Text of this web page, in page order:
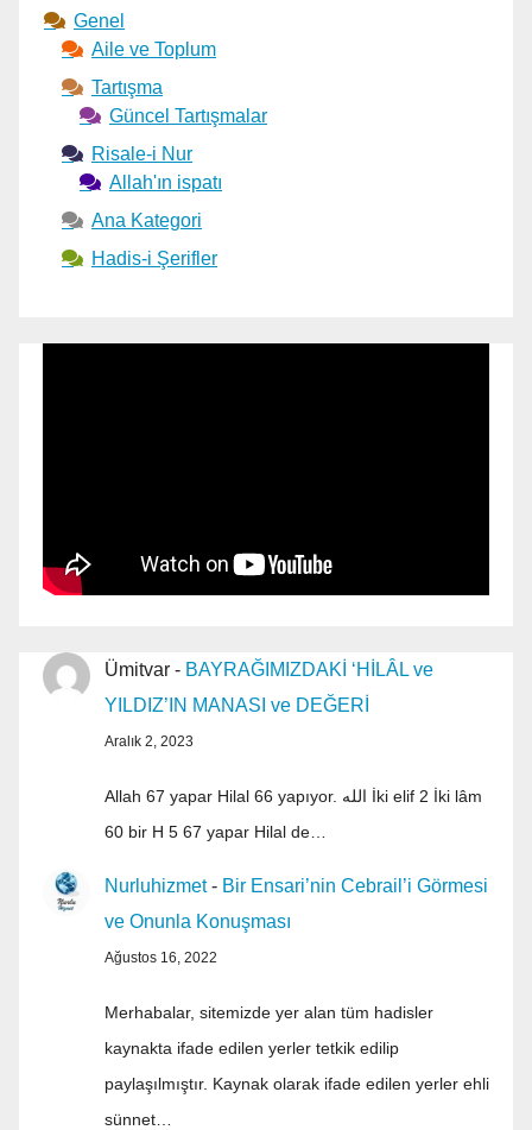
Genel
Aile ve Toplum
Tartışma
Güncel Tartışmalar
Risale-i Nur
Allah'ın ispatı
Ana Kategori
Hadis-i Şerifler
Ümitvar - BAYRAĞIMIZDAKİ ‘HİLÂL ve
YILDIZ’IN MANASI ve DEĞERİ
Aralık 2, 2023
Allah 67 yapar Hilal 66 yapıyor. الله İki elif 2 İki lâm
60 bir H 5 67 yapar Hilal de…
Nurluhizmet- Bir Ensari’nin Cebrail’i Görmesi
ve Onunla Konuşması
Ağustos 16, 2022
Merhabalar, sitemizde yer alan tüm hadisler
kaynakta ifade edilen yerler tetkik edilip
paylaşılmıştır. Kaynak olarak ifade edilen yerler ehli
sünnet…